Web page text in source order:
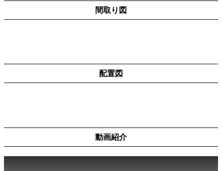
間取り図
配置図
動画紹介